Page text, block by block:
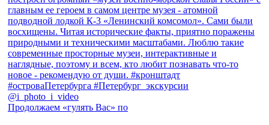
Продолжаем «гулять Вас» по